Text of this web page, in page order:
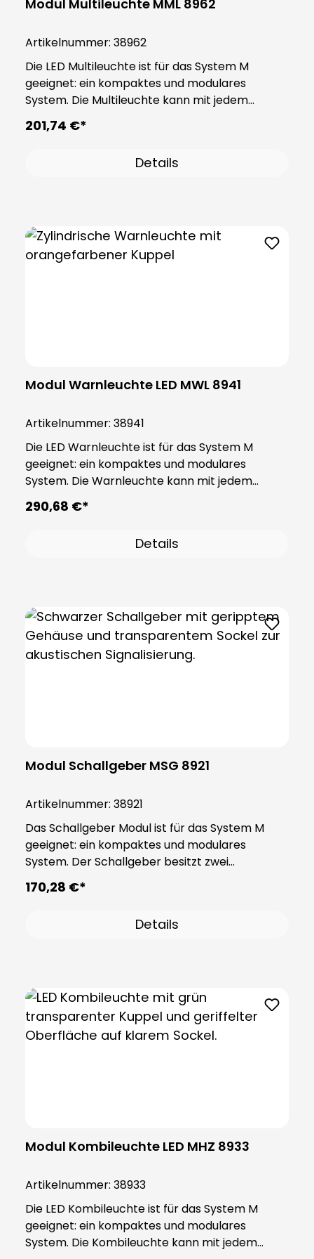
Modul Multileuchte MML 8962
Artikelnummer: 38962
Die LED Multileuchte ist für das System M
geeignet: ein kompaktes und modulares
System. Die Multileuchte kann mit jedem
Basismodul vom System M kombiniert werden
und besitzt drei Farben: Rot, Gelb, Grün und
Lichtmodus unabhängig durch integrierte
Produkt benötigt, bitte bestellen Sie dieses
separat.
201,74 €*
Details
Modul Warnleuchte LED MWL 8941
Artikelnummer: 38941
Die LED Warnleuchte ist für das System M
geeignet: ein kompaktes und modulares
System. Die Warnleuchte kann mit jedem
Basismodul vom System M kombiniert werden
und besitzt drei Funktionen: Dauer-, rotierend
dieses Produkt benötigt, bitte bestellen Sie
290,68 €*
Details
Modul Schallgeber MSG 8921
Artikelnummer: 38921
Das Schallgeber Modul ist für das System M
geeignet: ein kompaktes und modulares
System. Der Schallgeber besitzt zwei
Funktionen (Alarm 1, Alarm 2). Zusätzlich besitzt
das Modul über 32 Töne die durch den DIP-
DIP-Switch B sind weitere 32 Töne einstellbar.
bestellen. Dazu passende Basismodule (System
M): Basismodul flach, BMF 8911, Art.-Nr. 38911
Basismodul tief, BMT 8912, Art.-Nr. 38912
170,28 €*
Details
Modul Kombileuchte LED MHZ 8933
Artikelnummer: 38933
Die LED Kombileuchte ist für das System M
geeignet: ein kompaktes und modulares
System. Die Kombileuchte kann mit jedem